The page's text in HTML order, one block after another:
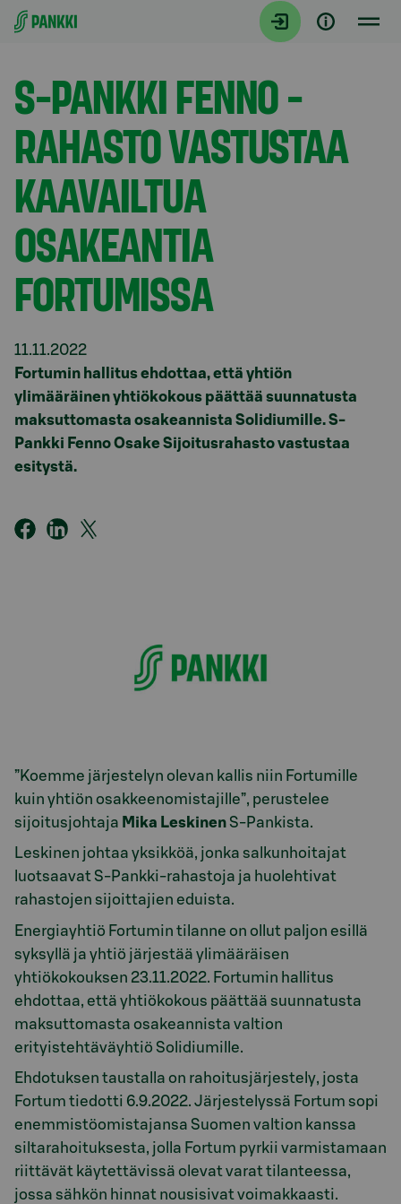
Siirry suoraan sisältöön
Tiedotteet
S-PANKKI FENNO -
RAHASTO VASTUSTAA
KAAVAILTUA
OSAKEANTIA
FORTUMISSA
11.11.2022
Fortumin hallitus ehdottaa, että yhtiön
ylimääräinen yhtiökokous päättää suunnatusta
maksuttomasta osakeannista Solidiumille. S-
Pankki Fenno Osake Sijoitusrahasto vastustaa
esitystä.
”Koemme järjestelyn olevan kallis niin Fortumille
kuin yhtiön osakkeenomistajille”, perustelee
sijoitusjohtaja Mika LeskinenS-Pankista.
Leskinen johtaa yksikköä, jonka salkunhoitajat
luotsaavat S-Pankki-rahastoja ja huolehtivat
rahastojen sijoittajien eduista.
Energiayhtiö Fortumin tilanne on ollut paljon esillä
syksyllä ja yhtiö järjestää ylimääräisen
yhtiökokouksen 23.11.2022. Fortumin hallitus
ehdottaa, että yhtiökokous päättää suunnatusta
maksuttomasta osakeannista valtion
erityistehtäväyhtiö Solidiumille.
Ehdotuksen taustalla on rahoitusjärjestely, josta
Fortum tiedotti 6.9.2022. Järjestelyssä Fortum sopi
enemmistöomistajansa Suomen valtion kanssa
siltarahoituksesta, jolla Fortum pyrkii varmistamaan
riittävät käytettävissä olevat varat tilanteessa,
jossa sähkön hinnat nousisivat voimakkaasti.